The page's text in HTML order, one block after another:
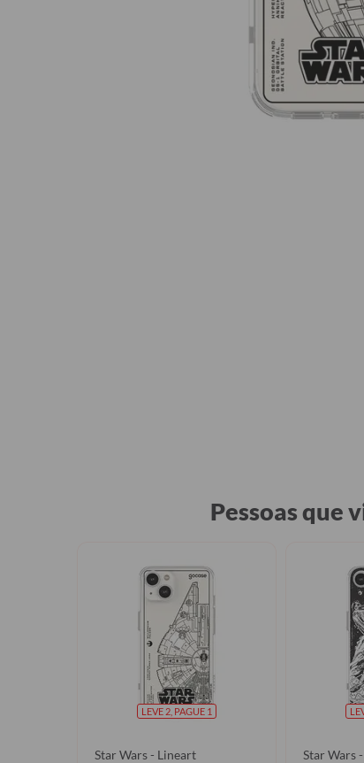
Pessoas que
LEVE 2, PAGUE 1
Star Wars - Lineart
Star Wars